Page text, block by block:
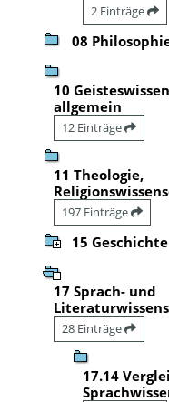
2 Einträge
08
10
allgemein
12 Einträge
11 Theologie,
197 Einträge
15 Geschichte
17 Sprach- und
28 Einträge
17.14